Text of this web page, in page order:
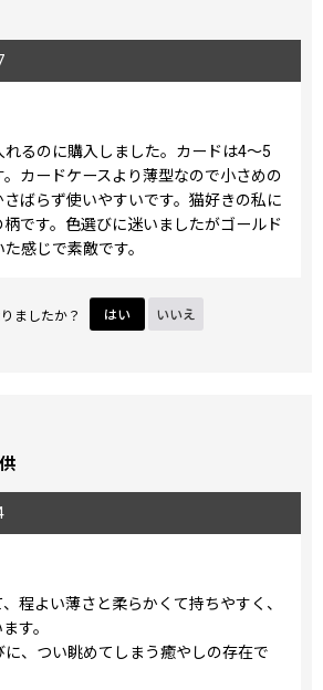
るのに購入しました。カードは4〜5
カードケースより薄型なので小さめの
ばらず使いやすいです。猫好きの私に
柄です。色選びに迷いましたがゴールド
感じで素敵です。
ましたか？ はい いいえ
、程よい薄さと柔らかくて持ちやすく、
す。
、つい眺めてしまう癒やしの存在で